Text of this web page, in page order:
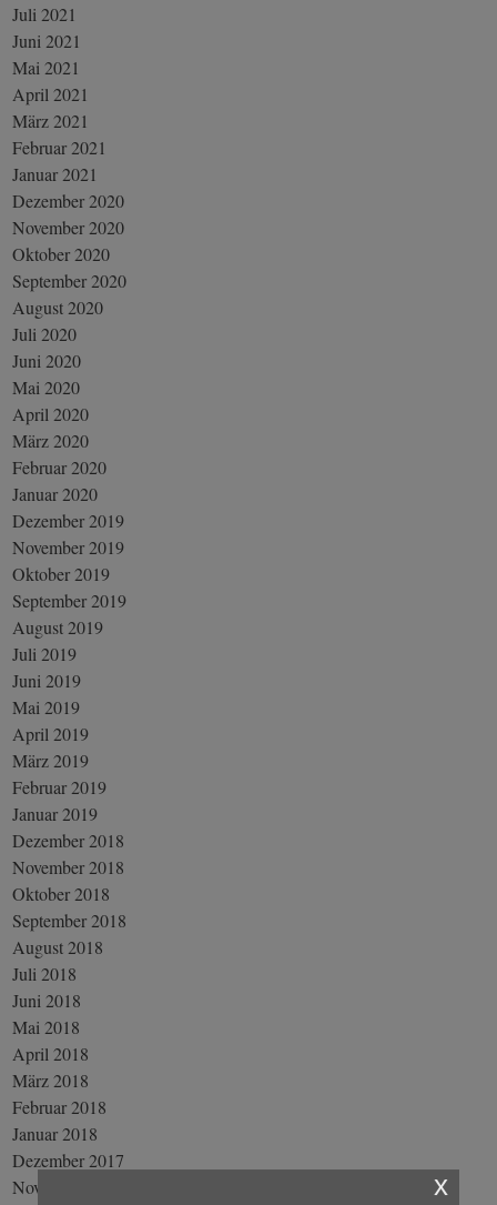
Juli 2021
Juni 2021
Mai 2021
April 2021
März 2021
Februar 2021
Januar 2021
Dezember 2020
November 2020
Oktober 2020
September 2020
August 2020
Juli 2020
Juni 2020
Mai 2020
April 2020
März 2020
Februar 2020
Januar 2020
Dezember 2019
November 2019
Oktober 2019
September 2019
August 2019
Juli 2019
Juni 2019
Mai 2019
April 2019
März 2019
Februar 2019
Januar 2019
Dezember 2018
November 2018
Oktober 2018
September 2018
August 2018
Juli 2018
Juni 2018
Mai 2018
April 2018
März 2018
Februar 2018
Januar 2018
Dezember 2017
November 2017
x